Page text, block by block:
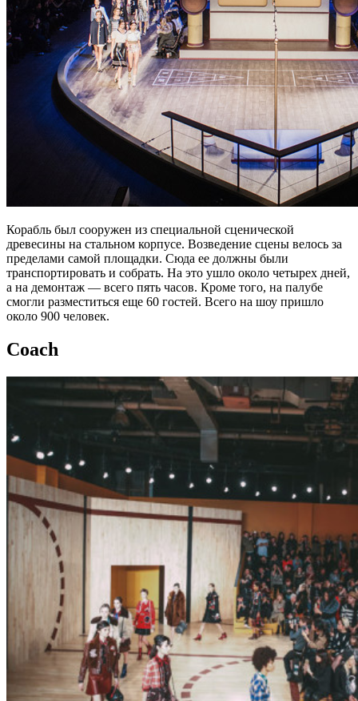
Корабль был сооружен из специальной сценической
древесины на стальном корпусе. Возведение сцены велось за
пределами самой площадки. Сюда ее должны были
транспортировать и собрать. На это ушло около четырех дней,
а на демонтаж — всего пять часов. Кроме того, на палубе
смогли разместиться еще 60 гостей. Всего на шоу пришло
около 900 человек.
Coach